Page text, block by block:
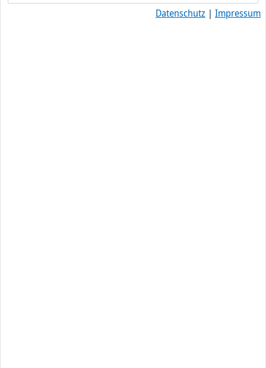
Datenschutz | Impressum